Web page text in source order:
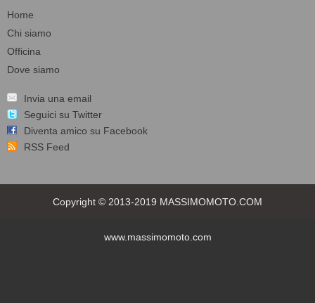
Home
Chi siamo
Officina
Dove siamo
Invia una email
Seguici su Twitter
Diventa amico su Facebook
RSS Feed
Copyright © 2013-2019 MASSIMOMOTO.COM
www.massimomoto.com